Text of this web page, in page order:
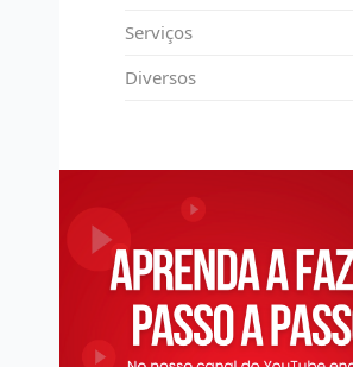
Serviços
Diversos